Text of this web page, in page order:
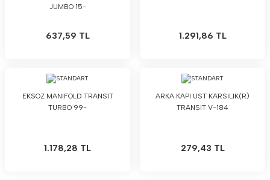
JUMBO 15-
637,59 TL 1.291,86 TL
EKSOZ MANIFOLD TRANSIT
TURBO 99-
1.178,28 TL
ARKA KAPI UST KARSILIK(R)
TRANSIT V-184
279,43 TL